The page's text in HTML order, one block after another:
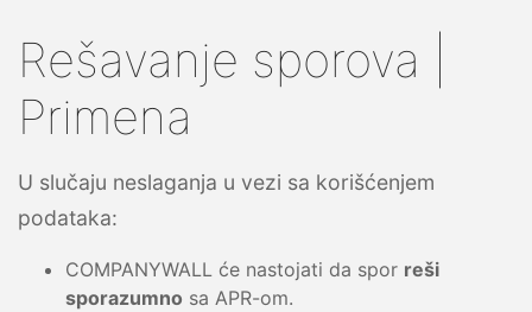
Rešavanje sporova |
Primena
U slučaju neslaganja u vezi sa korišćenjem
podataka:
COMPANYWALL će nastojati da spor reši
sporazumno sa APR-om.